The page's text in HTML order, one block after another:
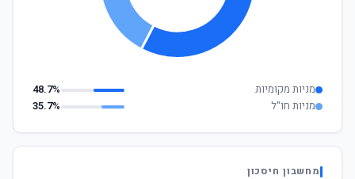
מניות מקומיות
48.7%
מניות חו"ל
35.7%
מחשבון חיסכון